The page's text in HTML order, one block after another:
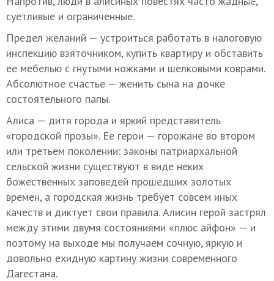
суетливые и ограниченные.
Предел желаний — устроиться работать в налоговую
инспекцию взяточником, купить квартиру и обставить
ее мебелью с гнутыми ножками и шелковыми коврами.
Абсолютное счастье — женить сына на дочке
состоятельного папы.
Алиса — дитя города и яркий представитель
«городской прозы». Ее герои — горожане во втором
или третьем поколении: законы патриархальной
сельской жизни существуют в виде неких
божественных заповедей прошедших золотых
времен, а городская жизнь требует совсем иных
качеств и диктует свои правила. Алисин герой застрял
между этими двумя состояниями «плюс айфон» — и
поэтому на выходе мы получаем сочную, яркую и
довольно ехидную картину жизни современного
Дагестана.